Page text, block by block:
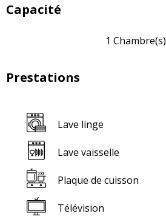
Capacité
1 Chambre(s)
Prestations
Lave linge
Lave vaisselle
Plaque de cuisson
Télévision